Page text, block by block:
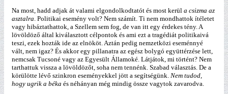
Na most, hadd adjak át valami elgondolkodtatót és most kerül a csizma az
asztalra. Politikai esemény volt? Nem számít. Ti nem mondhattok ítéletet
vagy hibáztathattok, a Szellem sem fog, de van itt egy érdekes tény. A
lövöldöző által kiválasztott célpontok és ami ezt a tragédiát politikaivá
teszi, ezek hozták ide az elnököt. Aztán pedig nemzetközi eseménnyé
vált, nem igaz? És akkor egy pillanatra az egész bolygó együttérzése lett,
nemcsak Tucsoné vagy az Egyesült Államoké. Látjátok, mi történt? Nem
tarthattuk vissza a lövöldözőt, soha nem tennénk. Szabad választás. De a
körülötte lévő szinkron eseményekkel jött a segítségünk. Nem tudod,
hogy ugrik a béka és néhányan még mindig össze vagytok zavarodva.